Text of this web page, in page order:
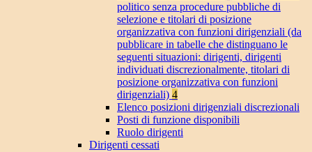
politico senza procedure pubbliche di
selezione e titolari di posizione
organizzativa con funzioni dirigenziali (da
pubblicare in tabelle che distinguano le
seguenti situazioni: dirigenti, dirigenti
individuati discrezionalmente, titolari di
posizione organizzativa con funzioni
dirigenziali) 4
Elenco posizioni dirigenziali discrezionali
Posti di funzione disponibili
Ruolo dirigenti
Dirigenti cessati